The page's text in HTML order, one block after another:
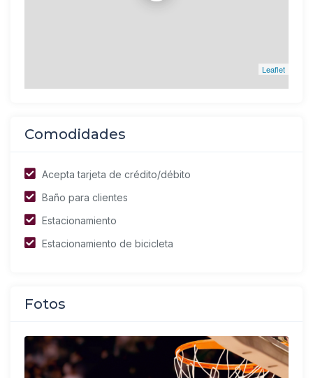
Leaflet
Comodidades
Acepta tarjeta de crédito/débito
Baño para clientes
Estacionamiento
Estacionamiento de bicicleta
Fotos